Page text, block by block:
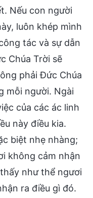
Nếu con người
luôn khép mình
tác và sự dẫn
Chúa Trời sẽ
phải Đức Chúa
mỗi người. Ngài
của các ác linh
này điều kia.
biệt nhẹ nhàng;
không cảm nhận
như thể ngươi
ra điều gì đó.